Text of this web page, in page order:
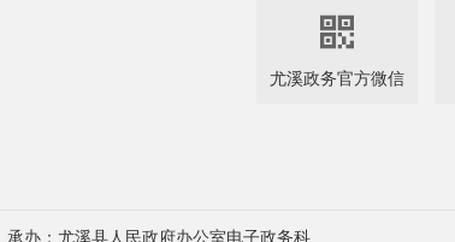

尤溪政务官方微信
承办：尤溪县人民政府办公室电子政务科